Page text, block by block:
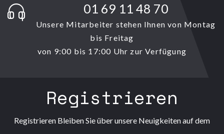
01 69 11 48 70
Unsere Mitarbeiter stehen Ihnen von Montag
bis Freitag
von 9:00 bis 17:00 Uhr zur Verfügung
Registrieren
Registrieren Bleiben Sie über unsere Neuigkeiten auf dem